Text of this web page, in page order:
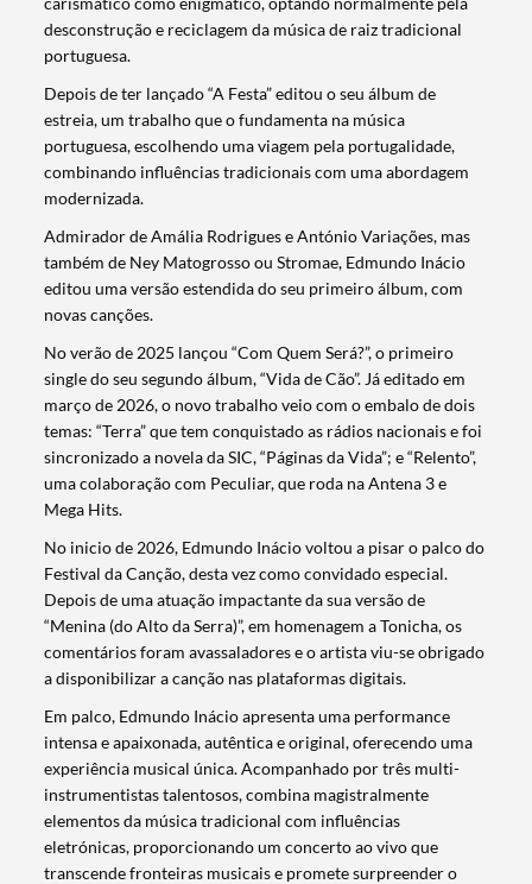
Filtros
desconstrução e reciclagem da música de raiz tradicional
portuguesa.
Depois de ter lançado “A Festa” editou o seu álbum de
estreia, um trabalho que o fundamenta na música
portuguesa, escolhendo uma viagem pela portugalidade,
combinando influências tradicionais com uma abordagem
modernizada.
Admirador de Amália Rodrigues e António Variações, mas
também de Ney Matogrosso ou Stromae, Edmundo Inácio
editou uma versão estendida do seu primeiro álbum, com
novas canções.
No verão de 2025 lançou “Com Quem Será?”, o primeiro
single do seu segundo álbum, “Vida de Cão”. Já editado em
março de 2026, o novo trabalho veio com o embalo de dois
temas: “Terra” que tem conquistado as rádios nacionais e foi
sincronizado a novela da SIC, “Páginas da Vida”; e “Relento”,
uma colaboração com Peculiar, que roda na Antena 3 e
Mega Hits.
No inicio de 2026, Edmundo Inácio voltou a pisar o palco do
Festival da Canção, desta vez como convidado especial.
Depois de uma atuação impactante da sua versão de
“Menina (do Alto da Serra)”, em homenagem a Tonicha, os
comentários foram avassaladores e o artista viu-se obrigado
a disponibilizar a canção nas plataformas digitais.
Em palco, Edmundo Inácio apresenta uma performance
intensa e apaixonada, autêntica e original, oferecendo uma
experiência musical única. Acompanhado por três multi-
instrumentistas talentosos, combina magistralmente
elementos da música tradicional com influências
eletrónicas, proporcionando um concerto ao vivo que
transcende fronteiras musicais e promete surpreender o